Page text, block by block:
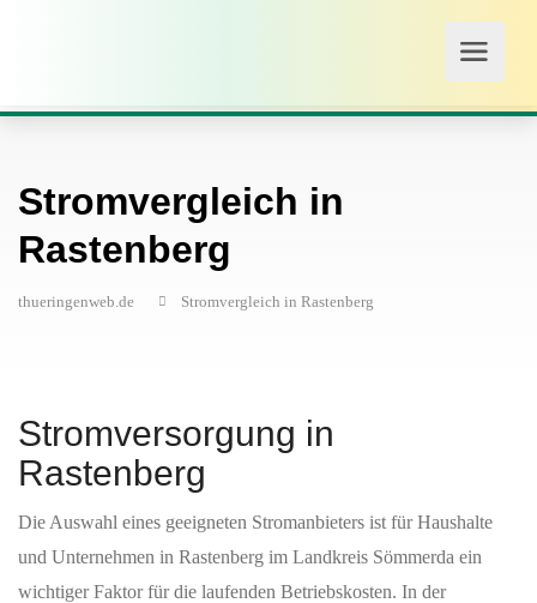
Stromvergleich in
Rastenberg
thueringenweb.de Stromvergleich in Rastenberg
Stromversorgung in
Rastenberg
Die Auswahl eines geeigneten Stromanbieters ist für Haushalte
und Unternehmen in Rastenberg im Landkreis Sömmerda ein
wichtiger Faktor für die laufenden Betriebskosten. In der